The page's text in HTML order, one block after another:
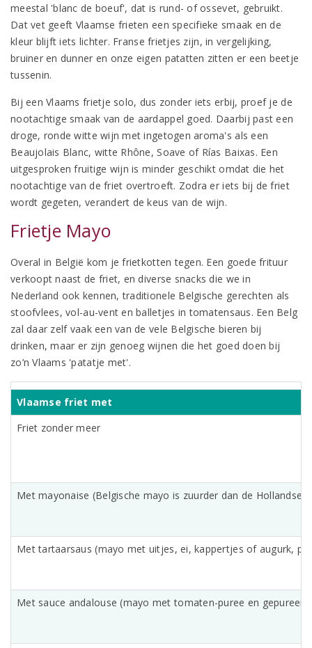
meestal 'blanc de boeuf', dat is rund- of ossevet, gebruikt.
Dat vet geeft Vlaamse frieten een specifieke smaak en de
kleur blijft iets lichter. Franse frietjes zijn, in vergelijking,
bruiner en dunner en onze eigen patatten zitten er een beetje
tussenin.
Bij een Vlaams frietje solo, dus zonder iets erbij, proef je de
nootachtige smaak van de aardappel goed. Daarbij past een
droge, ronde witte wijn met ingetogen aroma's als een
Beaujolais Blanc, witte Rhône, Soave of Rías Baixas. Een
uitgesproken fruitige wijn is minder geschikt omdat die het
nootachtige van de friet overtroeft. Zodra er iets bij de friet
wordt gegeten, verandert de keus van de wijn.
Frietje Mayo
Overal in België kom je frietkotten tegen. Een goede frituur
verkoopt naast de friet, en diverse snacks die we in
Nederland ook kennen, traditionele Belgische gerechten als
stoofvlees, vol-au-vent en balletjes in tomatensaus. Een Belg
zal daar zelf vaak een van de vele Belgische bieren bij
drinken, maar er zijn genoeg wijnen die het goed doen bij
zo’n Vlaams 'patatje met'.
Vlaamse friet met
Friet zonder meer
Met mayonaise (Belgische mayo is zuurder dan de Hollandse)
Met tartaarsaus (mayo met uitjes, ei, kappertjes of augurk,
Met sauce andalouse (mayo met tomaten-puree en